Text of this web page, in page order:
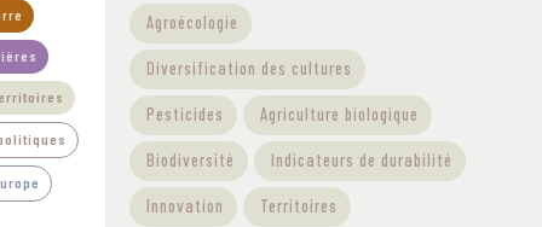
Filtre - Thématiques
Agroécologie
Diversification des cultures
Pesticides Agriculture biologique
Biodiversité Indicateurs de durabilité
Innovation Territoires